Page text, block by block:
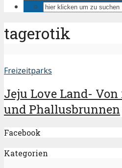
tagerotik
Freizeitparks
Jeju Love Land-
und Phallusbrunnen
Facebook
Kategorien